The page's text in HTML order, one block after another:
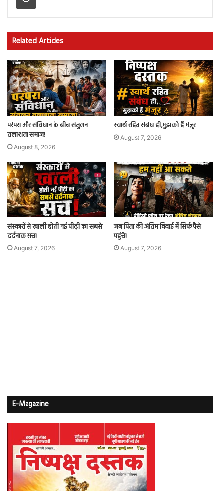
Related Articles
परंपरा और संविधान के बीच संतुलन
तलाशता समाज!
August 8, 2026
स्वार्थ रहित संबंध ही,मुझको हैं मंज़ूर
August 7, 2026
संस्कारों से खाली होती नई पीढ़ी का सबसे
दर्दनाक सच!
August 7, 2026
जब पिता की अंतिम विदाई में सिर्फ पैसे
पहुंचे!
August 7, 2026
E-Magazine